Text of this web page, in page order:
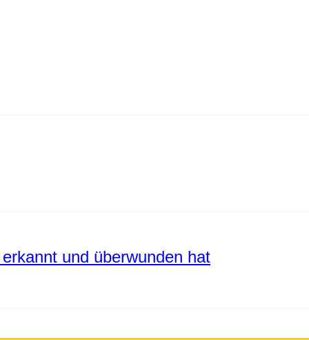
und überwunden hat